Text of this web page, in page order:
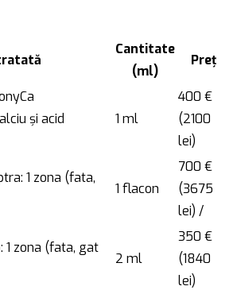
Cantitate
(ml)
Preț
şi acid
1 ml
400 €
(2100
lei)
1 zona (fata,
1 flacon
700 €
(3675
lei) /
zona (fata, gat
2 ml
350 €
(1840
lei)